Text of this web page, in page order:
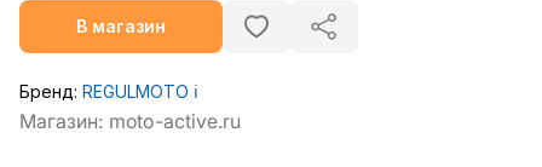
В магазин
Бренд: REGULMOTO ℹ️